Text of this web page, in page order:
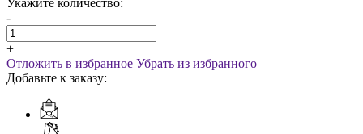
-
+
Отложить в избранное Убрать из избранного
Добавьте к заказу: